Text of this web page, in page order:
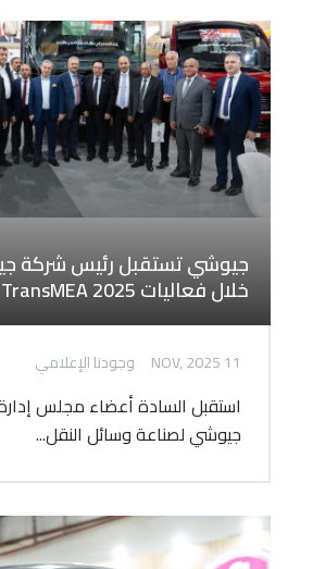
جيوشي تستقبل رئيس شركة
خلال فعاليات TransMEA 2025
11 NOV, 2025 وجودنا الإعلامي
استقبل السادة أعضاء مجلس
جيوشي لصناعة وسائل النقل...